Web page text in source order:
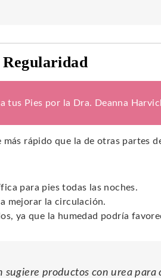
tus Pies por la Dra. Deanna
más rápido que la de otras partes
para pies todas las noches.
mejorar la circulación.
ya que la humedad podría
sugiere productos con urea